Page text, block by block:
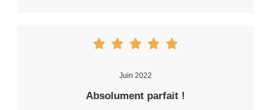
Juin 2022
Absolument parfait !